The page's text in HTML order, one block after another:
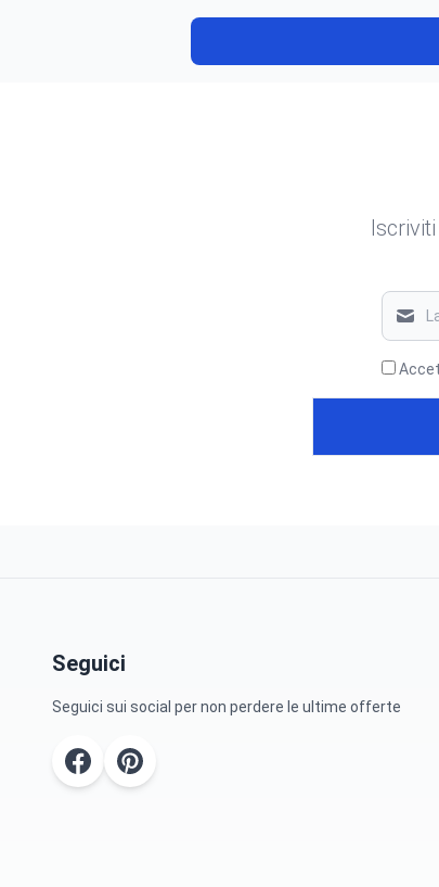
Seguici
Seguici sui social per non perdere le ultime offerte